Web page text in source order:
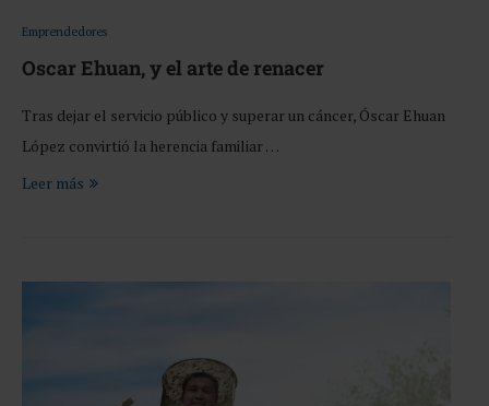
Emprendedores
Oscar Ehuan, y el arte de renacer
Tras dejar el servicio público y superar un cáncer, Óscar Ehuan
López convirtió la herencia familiar …
Leer más